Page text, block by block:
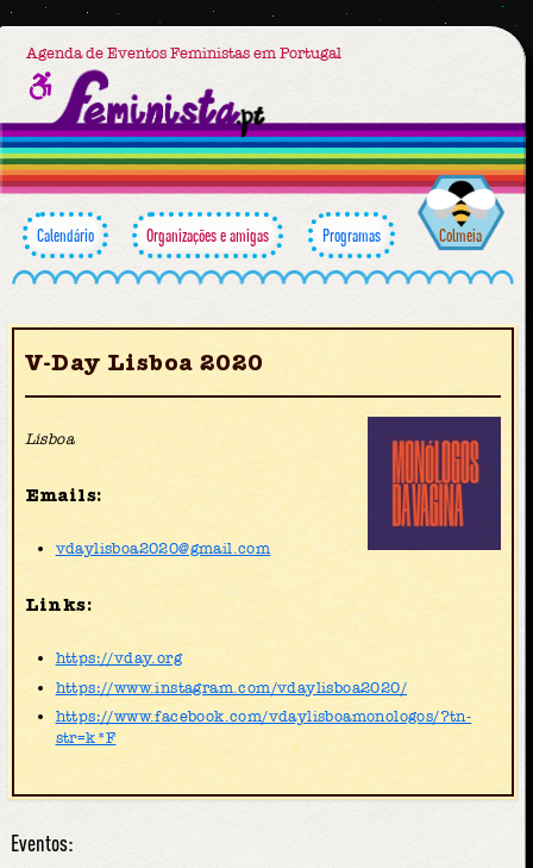
Agenda de Eventos Feministas em Portugal
Calendário Organizações e amigas Programas Colmeia
V-Day Lisboa 2020
Lisboa
Emails:
vdaylisboa2020@gmail.com
Links:
https://vday.org
https://www.instagram.com/vdaylisboa2020/
https://www.facebook.com/vdaylisboamonologos/?tn-
str=k*F
Eventos: